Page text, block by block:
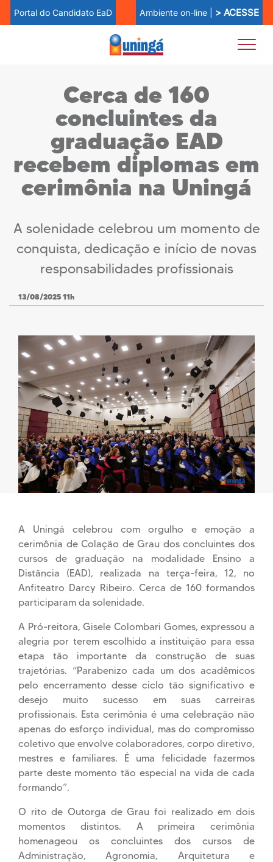
Portal do Candidato EaD Ambiente on-line | > ACESSE
Cerca de 160
concluintes da
graduação EAD
recebem diplomas em
cerimônia na Uningá
A solenidade celebrou um momento de
conquista, dedicação e início de novas
responsabilidades profissionais
13/08/2025 11h
A Uningá celebrou com orgulho e emoção a
cerimônia de Colação de Grau dos concluintes dos
cursos de graduação na modalidade Ensino a
Distância (EAD), realizada na terça-feira, 12, no
Anfiteatro Darcy Ribeiro. Cerca de 160 formandos
participaram da solenidade.
A Pró-reitora, Gisele Colombari Gomes, expressou a
alegria por terem escolhido a instituição para essa
etapa tão importante da construção de suas
trajetórias. “Parabenizo cada um dos acadêmicos
pelo encerramento desse ciclo tão significativo e
desejo muito sucesso em suas carreiras
profissionais. Esta cerimônia é uma celebração não
apenas do esforço individual, mas do compromisso
coletivo que envolve colaboradores, corpo diretivo,
mestres e familiares. É uma felicidade fazermos
parte deste momento tão especial na vida de cada
formando”.
O rito de Outorga de Grau foi realizado em dois
momentos distintos. A primeira cerimônia
homenageou os concluintes dos cursos de
Administração, Agronomia, Arquitetura e